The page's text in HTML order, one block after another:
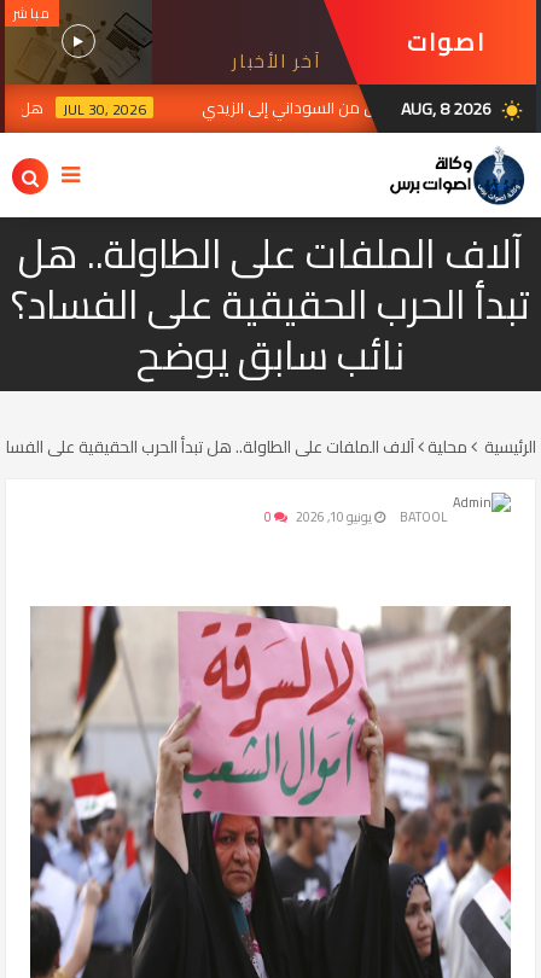
اصوات
برس
آخر الأخبار
مباشر
wb_sunny
AUG, 8 2026
اقتصادية تتواصل من السوداني إلى الزيدي JUL 30, 2026 هل تتحول
آلاف الملفات على الطاولة.. هل
تبدأ الحرب الحقيقية على الفساد؟
نائب سابق يوضح
الرئيسية محلية آلاف الملفات على الطاولة.. هل تبدأ الحرب الحقيقية على
BATOOL يونيو 10, 2026